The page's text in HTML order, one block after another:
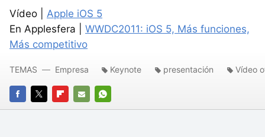
Vídeo | Apple iOS 5
En Applesfera | WWDC2011: iOS 5, Más funciones,
Más competitivo
FACEBOOK
TWITTERFLIPBOARD
E-
WHATSAPP
TEMAS Empresa Keynote presentación Vídeo